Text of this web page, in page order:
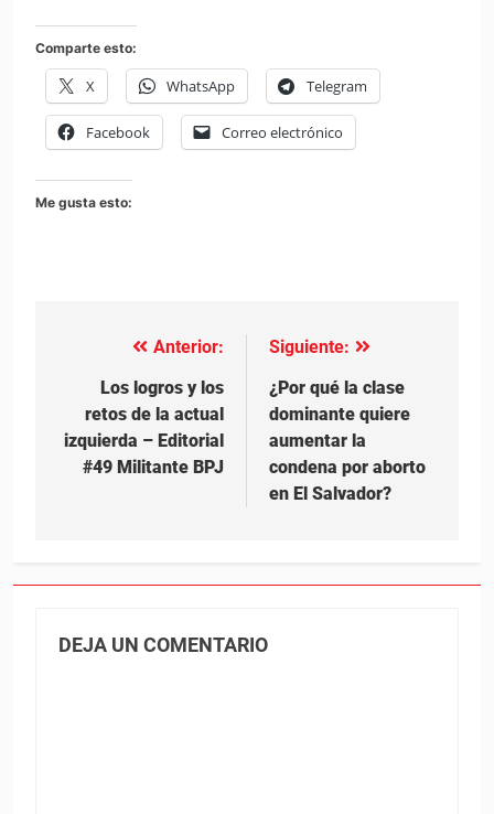
Comparte esto:
X WhatsApp Telegram
Facebook Correo electrónico
Me gusta esto:
Navegación
entradas
Anterior:
Los logros y los
retos de la actual
izquierda – Editorial
#49 Militante BPJ
Siguiente:
¿Por qué la clase
dominante quiere
aumentar la
condena por aborto
en El Salvador?
DEJA UN COMENTARIO